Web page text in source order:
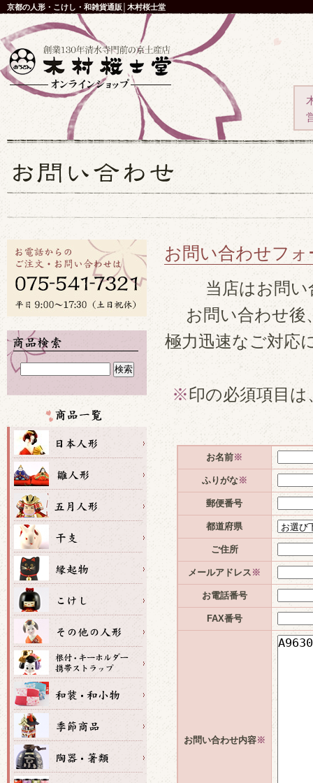
京都の人形・こけし・和雑貨通販│木村桜士堂
お問い合わせフォ
当店はお問
お問い合わせ後
極力迅速なご対応
※印の必須項目
お名前※
ふりがな※
郵便番号
都道府県
ご住所
メールアドレス ※
お電話番号
FAX番号
お問い合わせ内容※